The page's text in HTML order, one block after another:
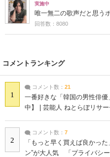
実施中
唯一無二の歌声だと思う
回答数：8080
コメントランキング
1
コメント数： 21
一番好きな「韓国の男性俳
中】 | 芸能人 ねとらぼリサー
2
コメント数： 7
「もっと早く買えば良かっ
ン”が大人気 「プライバシ